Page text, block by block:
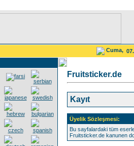
Cuma,
Fruitsticker.de
Kayıt
Üyelik Sözleşmesi:
Bu sayfalardaki tüm
Fruitsticker.de kanunen